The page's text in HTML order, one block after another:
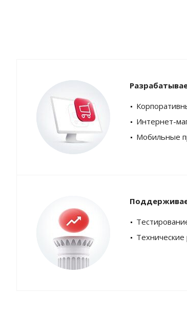
Интернет-
Мобильные